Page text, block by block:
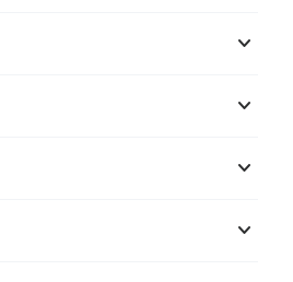
keyboard_arrow_down
keyboard_arrow_down
keyboard_arrow_down
keyboard_arrow_down